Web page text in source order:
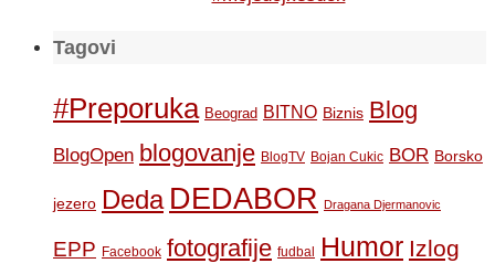
Tagovi
#Preporuka Beograd BITNO Biznis Blog
BlogOpen blogovanje BlogTV Bojan Cukic BOR Borsko
jezero Deda DEDABOR Dragana Djermanovic
EPP Facebook fotografije fudbal Humor Izlog